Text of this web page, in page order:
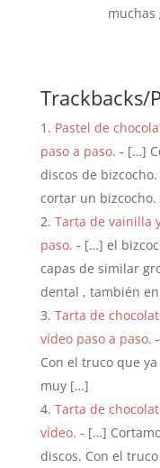
muchas
Trackbacks/
Pastel de
paso a paso. - […]
discos de
cortar un
Tarta de vainilla
paso. - […] el
capas de similar
dental , también
Tarta de
vídeo paso a paso.
Con el truco que
muy […]
Tarta de
vídeo. - […]
discos. Con el